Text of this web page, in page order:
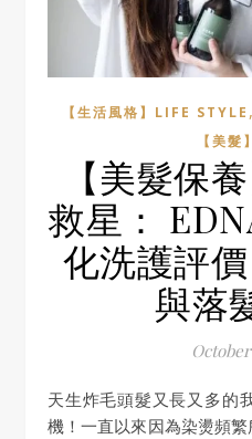
【生活風格】LIFE STYLE ,
【美髮
【美髮保
救星：
化洗護評
與落
天生炸毛頭髮又長又多的我沒想到有一天也有落髮危
機！一直以來因為染燙頻